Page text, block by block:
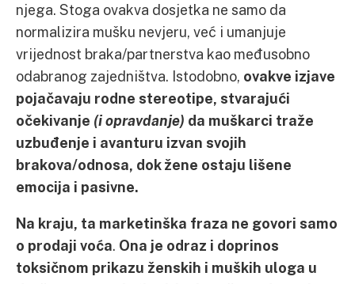
njega. Stoga ovakva dosjetka ne samo da
normalizira mušku nevjeru, već i umanjuje
vrijednost braka/partnerstva kao međusobno
odabranog zajedništva. Istodobno, ovakve izjave
pojačavaju rodne stereotipe, stvarajući
očekivanje (i opravdanje) da muškarci traže
uzbuđenje i avanturu izvan svojih
brakova/odnosa, dok žene ostaju lišene
emocija i pasivne.
Na kraju, ta marketinška fraza ne govori samo
o prodaji voća. Ona je odraz i doprinos
toksičnom prikazu ženskih i muških uloga u